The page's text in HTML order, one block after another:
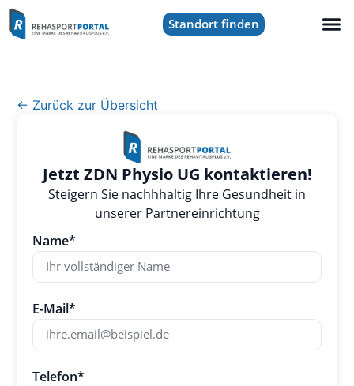
Standort finden
← Zurück zur Übersicht
Jetzt ZDN Physio UG kontaktieren!
Steigern Sie nachhhaltig Ihre Gesundheit in
unserer Partnereinrichtung
Name*
E-Mail*
Telefon*